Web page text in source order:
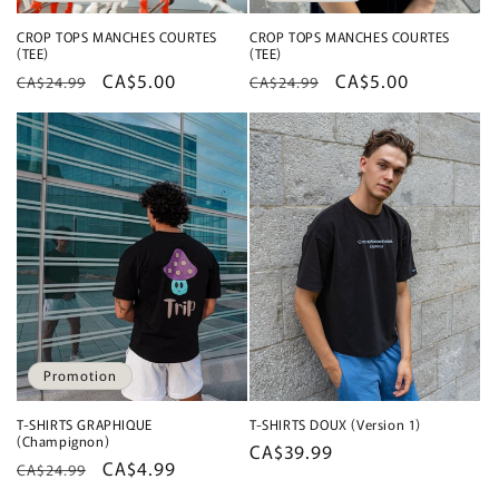
CROP TOPS MANCHES COURTES
(TEE)
Prix
habituel
CA$24.99
Prix
promotionnel
CA$5.00
CROP TOPS MANCHES COURTES
(TEE)
Prix
habituel
CA$24.99
Prix
promotionnel
CA$5.00
Promotion
T-SHIRTS GRAPHIQUE
(Champignon)
Prix
CA$24.99
Prix
CA$4.99
T-SHIRTS DOUX (Version 1)
Prix
CA$39.99